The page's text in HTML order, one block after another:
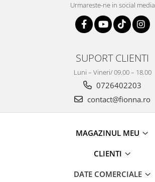
Urmareste-ne in social media
SUPORT CLIENTI
Luni – Vineri/ 09.00 – 18.00
0726402203
contact@fionna.ro
MAGAZINUL MEU
CLIENTI
DATE COMERCIALE